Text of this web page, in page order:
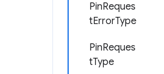
PinReques
tErrorType
PinReques
tType